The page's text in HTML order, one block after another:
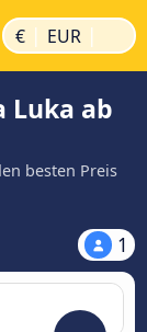
€ | EUR |
Luka ab
besten Preis
1